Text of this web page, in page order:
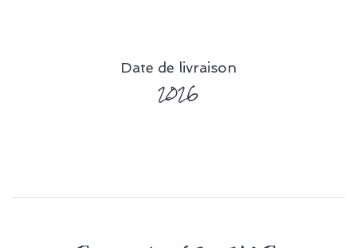
Date de livraison
2026